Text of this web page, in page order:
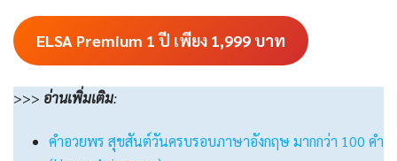
ELSA Premium 1 ปี เพียง 1,999 บาท
>>> อ่านเพิ่มเติม:
คำอวยพร สุขสันต์วันครบรอบภาษาอังกฤษ มากกว่า 100 คํา